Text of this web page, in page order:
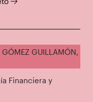
GÓMEZ GUILLAMÓN,
Financiera y